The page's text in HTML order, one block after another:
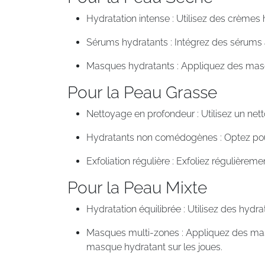
Hydratation intense : Utilisez des
Sérums hydratants : Intégrez des
Masques hydratants : Appliquez des
Pour la Peau Grasse
Nettoyage en profondeur : Utilisez un
Hydratants non comédogènes : Optez
Exfoliation régulière : Exfoliez
Pour la Peau Mixte
Hydratation équilibrée : Utilisez des
Masques multi-zones : Appliquez des
masque hydratant sur les joues.